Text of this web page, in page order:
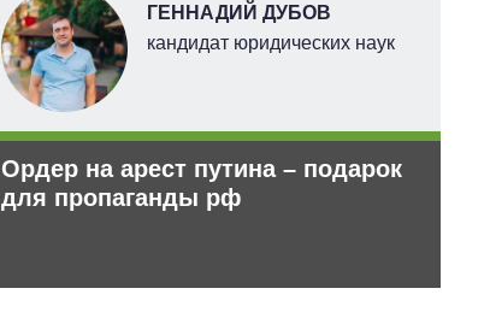
ГЕННАДИЙ ДУБОВ
кандидат юридических наук
Ордер на арест путина – подарок
для пропаганды рф